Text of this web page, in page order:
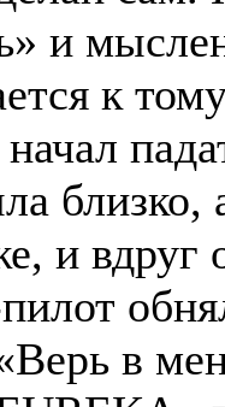
и
к
и вдруг
в